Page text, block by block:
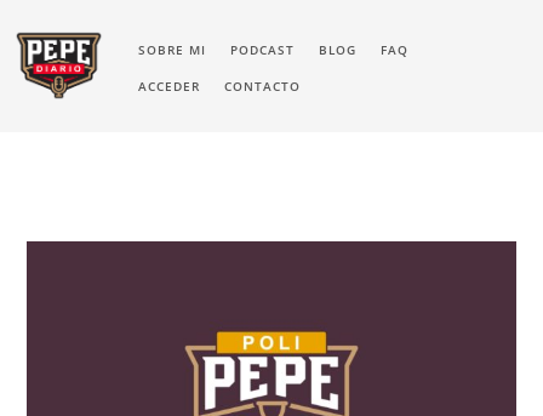
SOBRE MI PODCAST BLOG FAQ
ACCEDER CONTACTO